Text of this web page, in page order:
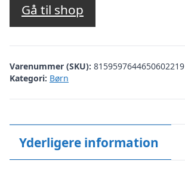
Gå til shop
Varenummer (SKU): 8159597644650602219
Kategori: Børn
Yderligere information